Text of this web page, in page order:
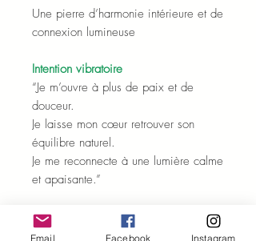
Une pierre d’harmonie intérieure et de
connexion lumineuse
Intention vibratoire
“Je m’ouvre à plus de paix et de
douceur.
Je laisse mon cœur retrouver son
équilibre naturel.
Je me reconnecte à une lumière calme
et apaisante.”
Pour quels usages ?
compatible avec tous nos Malas
Email Facebook Instagram